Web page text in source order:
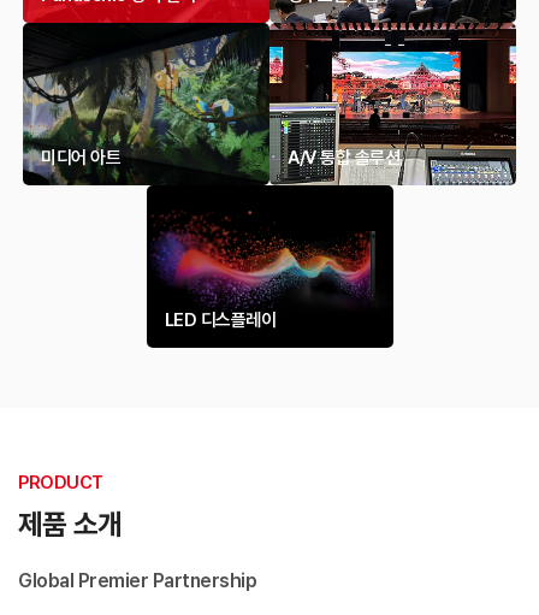
미디어 아트 A/V 통합 솔루션
LED 디스플레이
PRODUCT
제품 소개
Global Premier Partnership